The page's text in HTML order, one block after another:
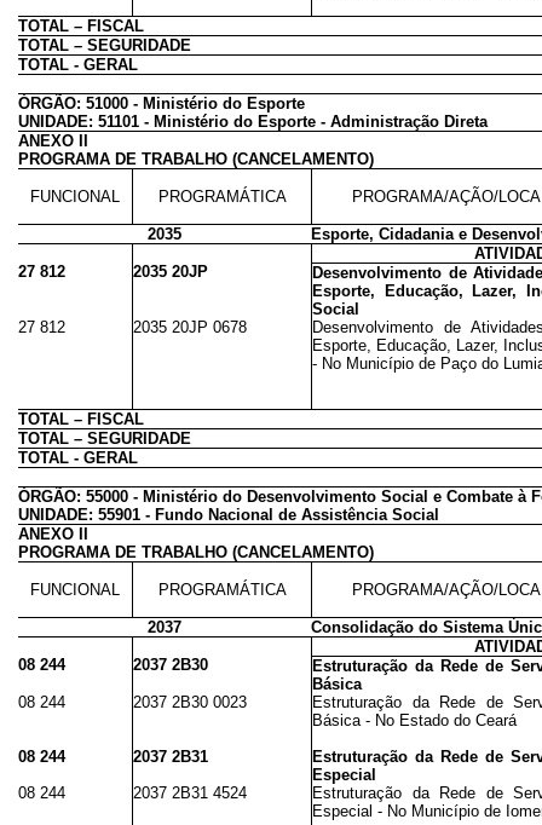
TOTAL – FISCAL
TOTAL – SEGURIDADE
TOTAL - GERAL
ÓRGÃO: 51000 - Ministério do Esporte
UNIDADE: 51101 - Ministério do Esporte - Administração Direta
ANEXO II
PROGRAMA DE TRABALHO (CANCELAMENTO)
FUNCIONAL PROGRAMÁTICA PROGRAMA/AÇÃO/
2035
Esporte, Cidadania e
27 812
2035 20JP
Desenvolvimento de
Esporte, Educação, Lazer,
Social
27 812
2035 20JP 0678
Desenvolvimento de
Esporte, Educação, Lazer,
- No Município de Paço do
TOTAL – FISCAL
TOTAL – SEGURIDADE
TOTAL - GERAL
ÓRGÃO: 55000 - Ministério do Desenvolvimento Social e Combate à
UNIDADE: 55901 - Fundo Nacional de Assistência Social
ANEXO II
PROGRAMA DE TRABALHO (CANCELAMENTO)
FUNCIONAL PROGRAMÁTICA PROGRAMA/AÇÃO/
2037
Consolidação do Sistema
08 244
2037 2B30
Estruturação da Rede de
Básica
08 244
2037 2B30 0023
Estruturação da Rede de
Básica - No Estado do Ceará
08 244
2037 2B31
Estruturação da Rede de
Especial
08 244
2037 2B31 4524
Estruturação da Rede de
Especial - No Município de